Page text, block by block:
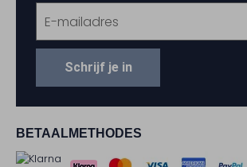
BETAALMETHODES
Schrijf je in